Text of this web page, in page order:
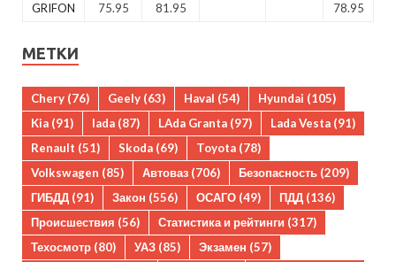
GRIFON
75.95 81.95 78.95
МЕТКИ
Chery (76) Geely (63) Haval (54) Hyundai (105)
Kia (91) lada (87) LAda Granta (97) Lada Vesta (91)
Renault (51) Skoda (69) Toyota (78)
Volkswagen (85) Автоваз (706) Безопасность (209)
ГИБДД (91) Закон (556) ОСАГО (49) ПДД (136)
Происшествия (56) Статистика и рейтинги (317)
Техосмотр (80) УАЗ (85) Экзамен (57)